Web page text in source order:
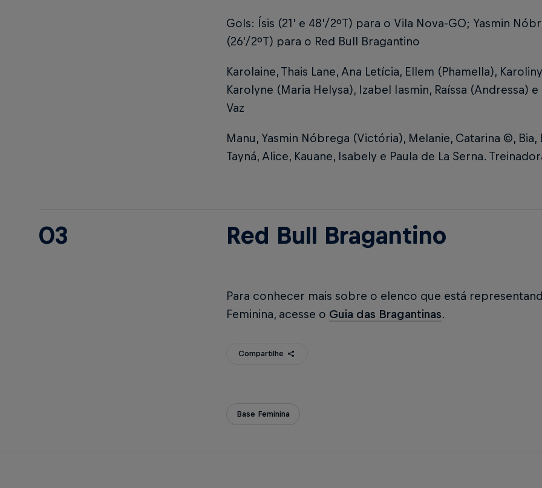
Gols: Ísis (21' e 48'/2ºT) para o Vila Nova-GO; Yasmin
(26'/2ºT) para o Red Bull Bragantino
Karolaine, Thais Lane, Ana Letícia, Ellem (Phamella),
Karolyne (Maria Helysa), Izabel Iasmin, Raíssa (Andressa)
Vaz
Manu, Yasmin Nóbrega (Victória), Melanie, Catarina ©,
Tayná, Alice, Kauane, Isabely e Paula de La Serna.
03 Red Bull Bragantino
Para conhecer mais sobre o elenco que está
Feminina, acesse o Guia das Bragantinas.
Compartilhe
Base Feminina